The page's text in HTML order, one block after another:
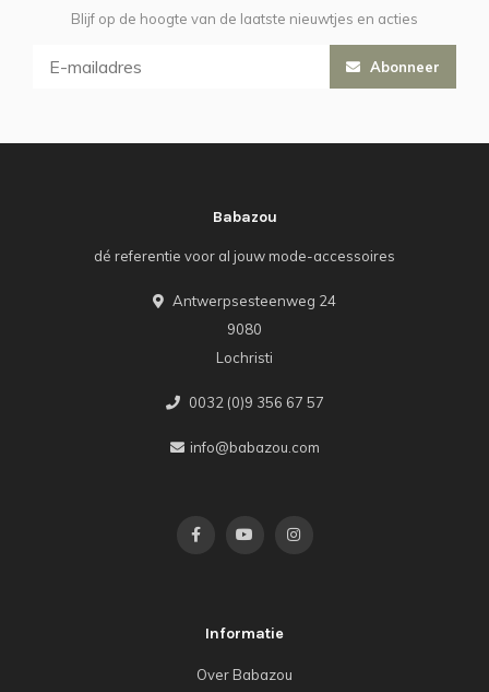
Blijf op de hoogte van de laatste nieuwtjes en acties
Abonneer
Babazou
dé referentie voor al jouw mode-accessoires
Antwerpsesteenweg 24
9080
Lochristi
0032 (0)9 356 67 57
info@babazou.com
Informatie
Over Babazou